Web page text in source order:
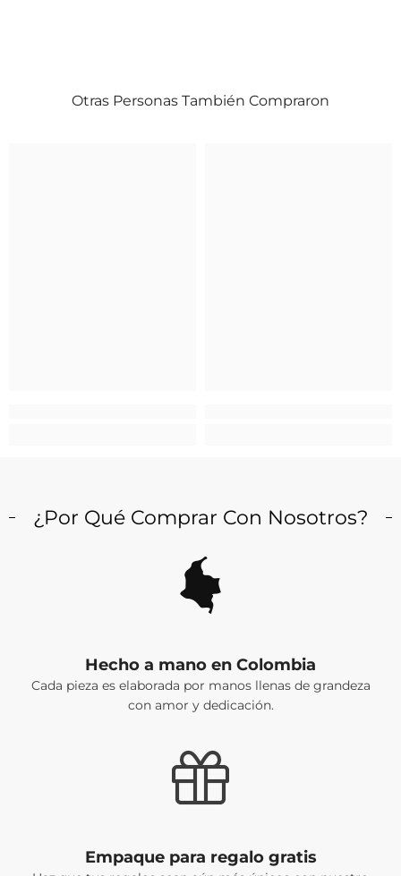
Otras Personas También Compraron
¿Por Qué Comprar Con Nosotros?
Hecho a mano en Colombia
Cada pieza es elaborada por manos llenas de grandeza
con amor y dedicación.
Empaque para regalo gratis